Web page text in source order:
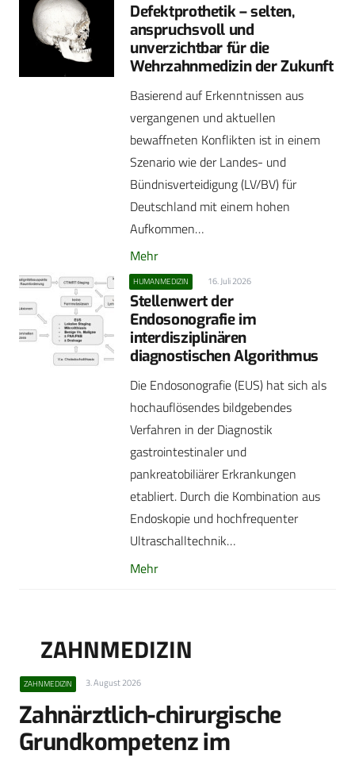
Defektprothetik – selten,
anspruchsvoll und
unverzichtbar für die
Wehrzahnmedizin der Zukunft
Basierend auf Erkenntnissen aus
vergangenen und aktuellen
bewaffneten Konflikten ist in einem
Szenario wie der Landes- und
Bündnisverteidigung (LV/BV) für
Deutschland mit einem hohen
Aufkommen…
Mehr
HUMANMEDIZIN 16. Juli 2026
Stellenwert der
Endosonografie im
interdisziplinären
diagnostischen Algorithmus
Die Endosonografie (EUS) hat sich als
hochauflösendes bildgebendes
Verfahren in der Diagnostik
gastrointestinaler und
pankreatobiliärer Erkrankungen
etabliert. Durch die Kombination aus
Endoskopie und hochfrequenter
Ultraschalltechnik…
Mehr
ZAHNMEDIZIN
ZAHNMEDIZIN 3. August 2026
Zahnärztlich-chirurgische
Grundkompetenz im